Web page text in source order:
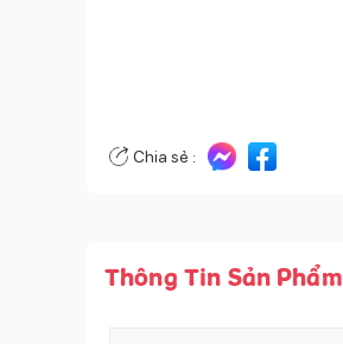
Chia sẻ :
Thông Tin Sản Phẩm